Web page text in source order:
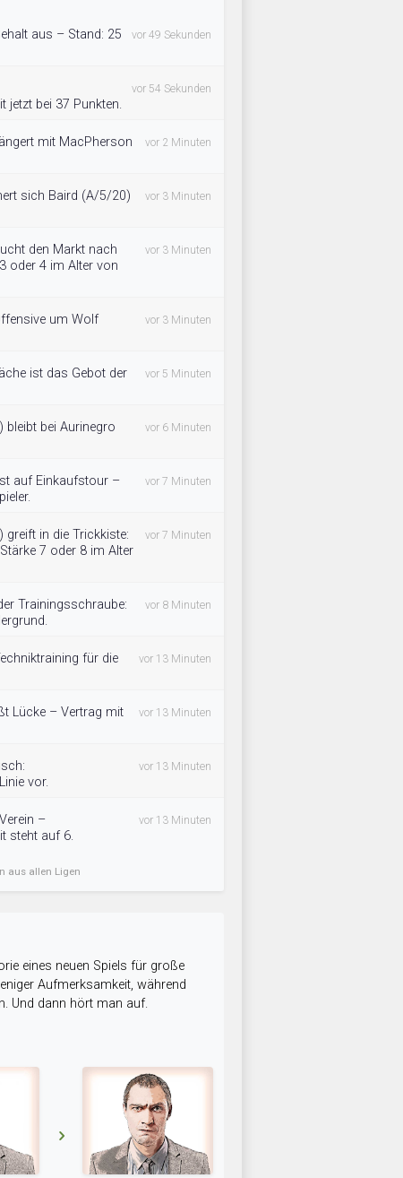
aus – Stand: 25
vor 49 Sekunden
jetzt bei 37 Punkten.
vor 54 Sekunden
mit MacPherson
vor 2 Minuten
sich Baird (A/5/20)
vor 3 Minuten
den Markt nach
oder 4 im Alter von
vor 3 Minuten
um Wolf
vor 3 Minuten
ist das Gebot der
vor 5 Minuten
bleibt bei Aurinegro
vor 6 Minuten
auf Einkaufstour –
vor 7 Minuten
greift in die Trickkiste:
7 oder 8 im Alter
vor 7 Minuten
Trainingsschraube:
vor 8 Minuten
für die
vor 13 Minuten
Lücke – Vertrag mit
vor 13 Minuten
vor.
vor 13 Minuten
–
steht auf 6.
vor 13 Minuten
aus allen Ligen
eines neuen Spiels für große
Aufmerksamkeit, während
Und dann hört man auf.